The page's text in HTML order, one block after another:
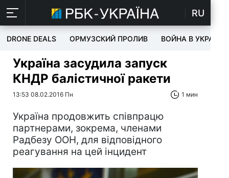
RU
DRONE DEALS ОРМУЗСКИЙ ПРОЛИВ ВОЙНА В УКРАИНЕ
Україна засудила запуск
КНДР балістичної ракети
13:53 08.02.2016 Пн 1 мин
Україна продовжить співпрацю
партнерами, зокрема, членами
Радбезу ООН, для відповідного
реагування на цей інцидент